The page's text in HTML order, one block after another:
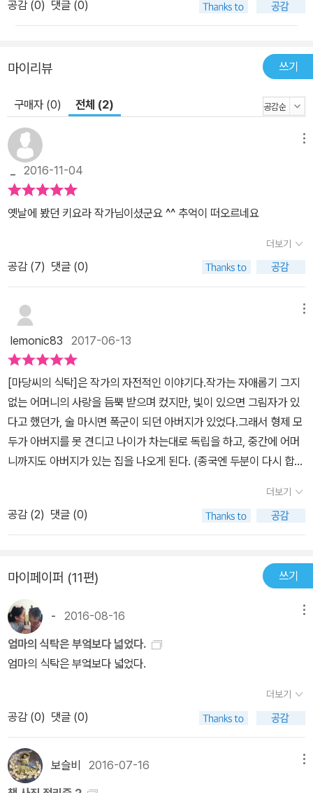
공감 (0) 댓글 (0)
마이리뷰 쓰기
구매자 (0) 전체 (2)
2016-11-04
옛날에 봤던 키요라 작가님이셨군요 ^^ 추억이 떠오르네요
더보기
공감 (7) 댓글 (0)
lemonic83 2017-06-13
[마당씨의 식탁]은 작가의 자전적인 이야기다.작가는 자애롭기 그지
없는 어머니의 사랑을 듬뿍 받으며 컸지만, 빛이 있으면 그림자가 있
다고 했던가, 술 마시면 폭군이 되던 아버지가 있었다.그래서 형제 모
두가 아버지를 못 견디고 나이가 차는대로 독립을 하고, 중간에 어머
니까지도 아버지가 있는 집을 나오게 된다. (종국엔 두분이 다시 합치
마셔대는 통에 제대로 걷지도 못 하시고, 돈이 없어 서울에서 구할 수
있는 집이란 지하셋방뿐.아버지야 그렇다고 하지만, 어머니를 그곳에
두는 게 마음 아픈 아들.아들도 돈이 없기는 매한가지.서울을 벗어나
오는데, 두 분 다 아프시고, 지하에 사는 것이 걱정된다 얘기를 하자,
천사같은 아내는 부모님을 모시자고 제안한다.세상 저렇게 착한 아내
가 없다!시아버지 자리가 매일 술만 푸고, 어머님께 험한 소리하는 걸
보고도 모실 생각을 하다니...하지만 작가는 모시는 것은 절대 안 된다
고 한다.본인이 밝게 지켜내려하는 자신의 세계와 아버지로 대표되는
집에 선을 확실히 긋고 있는 것이 보였다.그런 그를 매정한 아들이라
고 할 수 있을까?아니, 난 못 하겠다.나같아도 저렇게 했을 것 같다.아
니, 난 더 했을 수도 있지. 아버지를 그냥 안 봤을지도 모르겠다. 표지
와 제목만 보고는 따스하고 재미있는 새내기 부부의 이야기일 거라
예상했는데, 실제 내용은 조금 무겁고 암울하다.그런데 그것이 현실
더보기
공감 (2) 댓글 (0)
마이페이퍼 (11편) 쓰기
- 2016-08-16
엄마의 식탁은 부엌보다 넓었다.
엄마의 식탁은 부엌보다 넓었다.
더보기
공감 (0) 댓글 (0)
보슬비 2016-07-16